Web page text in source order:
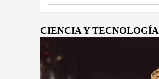
CIENCIA Y TECNOLOGÍA